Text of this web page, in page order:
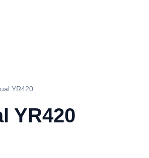
YR420
YR420